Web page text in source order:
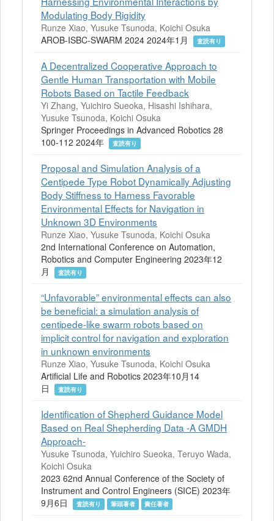
Modulating Body Rigidity
Runze Xiao, Yusuke Tsunoda, Koichi Osuka
AROB-ISBC-SWARM 2024 2024年1月
査読有り
A Decentralized Cooperative Approach to
Gentle Human Transportation with Mobile
Robots Based on Tactile Feedback
Yi Zhang, Yuichiro Sueoka, Hisashi Ishihara,
Yusuke Tsunoda, Koichi Osuka
Springer Proceedings in Advanced Robotics 28
100-112 2024年
査読有り
Proposal and Simulation Analysis of a
Centipede Type Robot Dynamically Adjusting
Body Stiffness to Harness Favorable
Environmental Effects for Navigation in
Unknown 3D Environments
Runze Xiao, Yusuke Tsunoda, Koichi Osuka
2nd International Conference on Automation,
Robotics and Computer Engineering 2023年12
月
査読有り
“Unfavorable” environmental effects can also
be beneficial: a simulation analysis of
centipede-like swarm robots based on
implicit control for navigation and exploration
in unknown environments
Runze Xiao, Yusuke Tsunoda, Koichi Osuka
Artificial Life and Robotics 2023年10月14
日
査読有り
Identification of Shepherd Guidance Model
Based on Real Shepherding Data -A GMDH
Approach-
Yusuke Tsunoda, Yuichiro Sueoka, Teruyo Wada,
Koichi Osuka
2023 62nd Annual Conference of the Society of
Instrument and Control Engineers (SICE) 2023年
9月6日
査読有り 筆頭著者 責任著者